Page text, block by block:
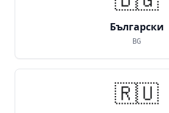
Български
BG
🇷🇺